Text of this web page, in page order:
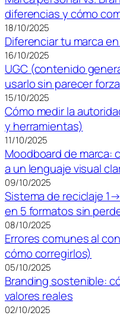
diferencias y cómo
18/10/2025
Diferenciar tu marca
16/10/2025
UGC (contenido
usarlo sin parecer
15/10/2025
Cómo medir la
y herramientas)
11/10/2025
Moodboard de marca:
a un lenguaje visual
09/10/2025
Sistema de reciclaje
en 5 formatos sin
08/10/2025
Errores comunes al
cómo corregirlos)
05/10/2025
Branding sostenible:
valores reales
02/10/2025